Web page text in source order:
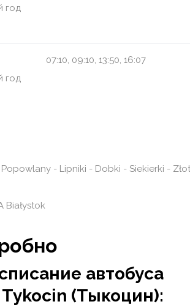
год
год
07:10, 09:10, 13:50, 16:07
- Lipniki - Dobki - Siekierki -
Białystok
автобуса
(Тыкоцин):